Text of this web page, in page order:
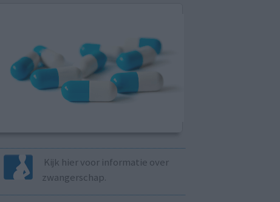
Kijk hier voor informatie over
zwangerschap.